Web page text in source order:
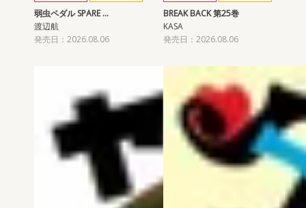
弱虫ペダル SPARE …
渡辺航
発売日：2026.08.06
BREAK BACK 第25巻
KASA
発売日：2026.08.06